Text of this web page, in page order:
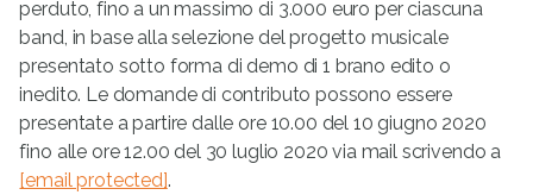
perduto, fino a un massimo di 3.000 euro per ciascuna
band, in base alla selezione del progetto musicale
presentato sotto forma di demo di 1 brano edito o
inedito. Le domande di contributo possono essere
presentate a partire dalle ore 10.00 del 10 giugno 2020
fino alle ore 12.00 del 30 luglio 2020 via mail scrivendo a
[email protected].